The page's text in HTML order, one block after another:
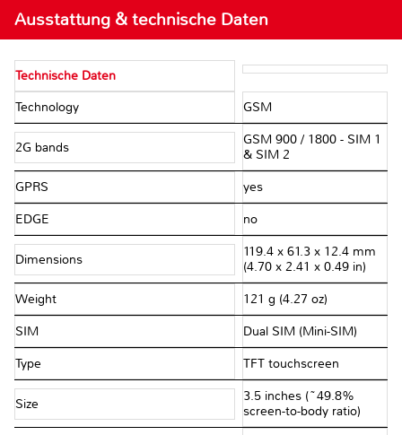
Ausstattung & technische Daten
Technische Daten
Technology GSM
2G bands
GSM 900 / 1800 - SIM 1
& SIM 2
GPRS yes
EDGE no
Dimensions
119.4 x 61.3 x 12.4 mm
(4.70 x 2.41 x 0.49 in)
Weight 121 g (4.27 oz)
SIM Dual SIM (Mini-SIM)
Type TFT touchscreen
Size
3.5 inches (~49.8%
screen-to-body ratio)